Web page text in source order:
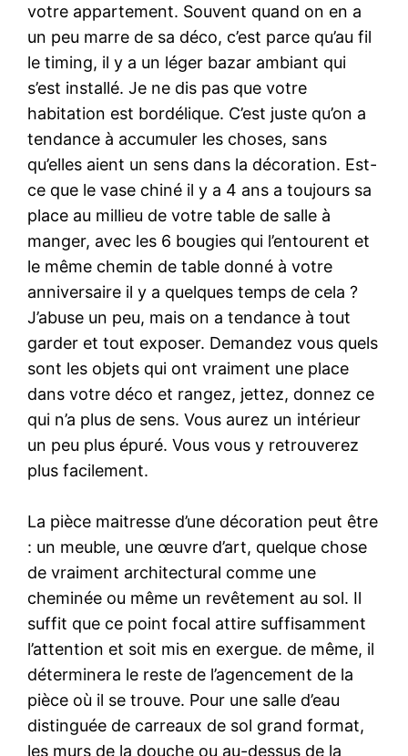
votre appartement. Souvent quand on en a
un peu marre de sa déco, c’est parce qu’au fil
le timing, il y a un léger bazar ambiant qui
s’est installé. Je ne dis pas que votre
habitation est bordélique. C’est juste qu’on a
tendance à accumuler les choses, sans
qu’elles aient un sens dans la décoration. Est-
ce que le vase chiné il y a 4 ans a toujours sa
place au millieu de votre table de salle à
manger, avec les 6 bougies qui l’entourent et
le même chemin de table donné à votre
anniversaire il y a quelques temps de cela ?
J’abuse un peu, mais on a tendance à tout
garder et tout exposer. Demandez vous quels
sont les objets qui ont vraiment une place
dans votre déco et rangez, jettez, donnez ce
qui n’a plus de sens. Vous aurez un intérieur
un peu plus épuré. Vous vous y retrouverez
plus facilement.
La pièce maitresse d’une décoration peut être
: un meuble, une œuvre d’art, quelque chose
de vraiment architectural comme une
cheminée ou même un revêtement au sol. Il
suffit que ce point focal attire suffisamment
l’attention et soit mis en exergue. de même, il
déterminera le reste de l’agencement de la
pièce où il se trouve. Pour une salle d’eau
distinguée de carreaux de sol grand format,
les murs de la douche ou au-dessus de la